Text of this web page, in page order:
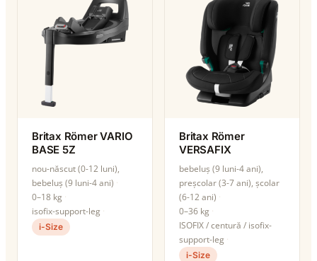
Britax Römer VARIO
BASE 5Z
nou-născut (0-12 luni),
bebeluș (9 luni-4 ani)
0–18 kg
isofix-support-leg
i-Size
Britax Römer
VERSAFIX
bebeluș (9 luni-4 ani),
preșcolar (3-7 ani), școlar
(6-12 ani)
0–36 kg
ISOFIX / centură / isofix-
support-leg
i-Size